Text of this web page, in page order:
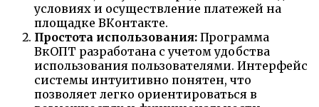
условиях и осуществление платежей на
площадке ВКонтакте.
Простота использования: Программа
ВкОПТ разработана с учетом удобства
использования пользователями. Интерфейс
системы интуитивно понятен, что
позволяет легко ориентироваться в